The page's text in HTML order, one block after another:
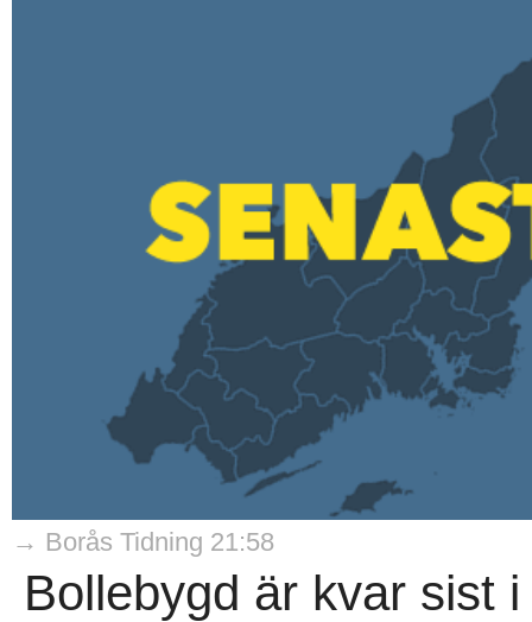
→ Borås Tidning 21:58
Bollebygd är kvar sist